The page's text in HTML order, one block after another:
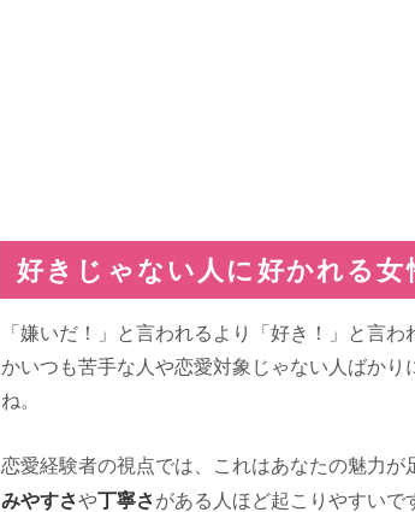
好きじゃない人に好かれる
「嫌いだ！」と言われるより「好き！」と言
かいつも苦手な人や恋愛対象じゃない人ばか
ね。
恋愛経験者の視点では、これはあなたの魅力
みやすさや丁寧さがある人ほど起こりやすいで